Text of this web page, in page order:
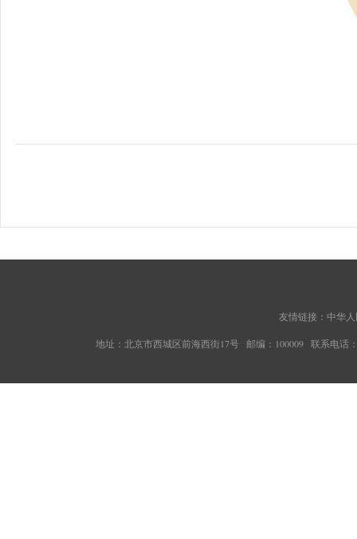
友情链接： 中华
地址：北京市西城区前海西街17号 邮编：100009 联系电话